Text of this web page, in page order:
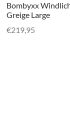
Bombyxx
Greige Large
€219,95